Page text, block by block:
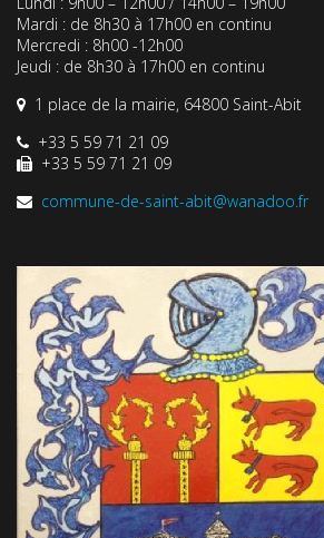
Mardi : de 8h30 à 17h00 en continu
Mercredi : 8h00 -12h00
Jeudi : de 8h30 à 17h00 en continu
1 place de la mairie, 64800 Saint-Abit
+33 5 59 71 21 09
+33 5 59 71 21 09
commune-de-saint-abit@wanadoo.fr